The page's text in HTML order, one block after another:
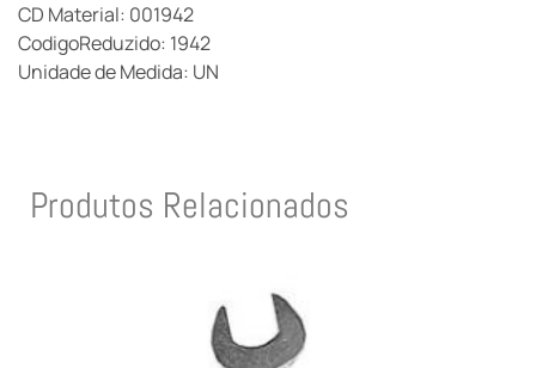
CD Material: 001942
CodigoReduzido: 1942
Unidade de Medida: UN
Produtos Relacionados